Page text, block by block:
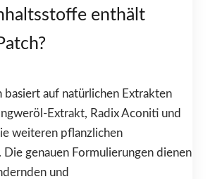
enthält
basiert auf natürlichen Extrakten
Extrakt, Radix Aconiti und
weiteren pflanzlichen
Die genauen Formulierungen dienen
und